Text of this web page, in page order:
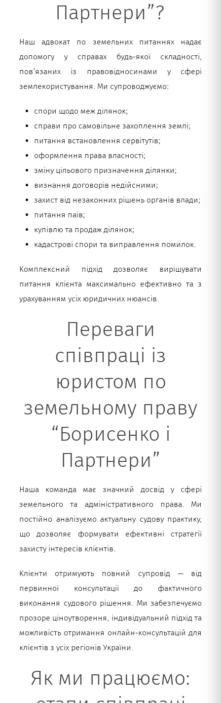
Партнери”?
Наш адвокат по земельних питаннях надає
допомогу у справах будь-якої складності,
пов’язаних із правовідносинами у сфері
землекористування. Ми супроводжуємо:
спори щодо меж ділянок;
справи про самовільне захоплення землі;
питання встановлення сервітутів;
оформлення права власності;
зміну цільового призначення ділянки;
визнання договорів недійсними;
захист від незаконних рішень органів влади;
питання паїв;
купівлю та продаж ділянок;
кадастрові спори та виправлення помилок.
Комплексний підхід дозволяє вирішувати
питання клієнта максимально ефективно та з
урахуванням усіх юридичних нюансів.
Переваги
співпраці із
юристом по
земельному праву
“Борисенко і
Партнери”
Наша команда має значний досвід у сфері
земельного та адміністративного права. Ми
постійно аналізуємо актуальну судову практику,
що дозволяє формувати ефективні стратегії
захисту інтересів клієнтів.
Клієнти отримують повний супровід — від
первинної консультації до фактичного
виконання судового рішення. Ми забезпечуємо
прозоре ціноутворення, індивідуальний підхід та
можливість отримання онлайн-консультацій для
клієнтів з усіх регіонів України.
Як ми працюємо: